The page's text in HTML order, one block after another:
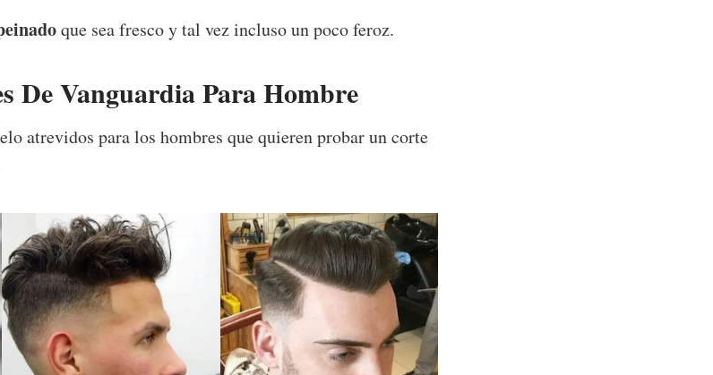
que sea fresco y tal vez incluso un poco feroz.
De Vanguardia Para Hombre
atrevidos para los hombres que quieren probar un corte